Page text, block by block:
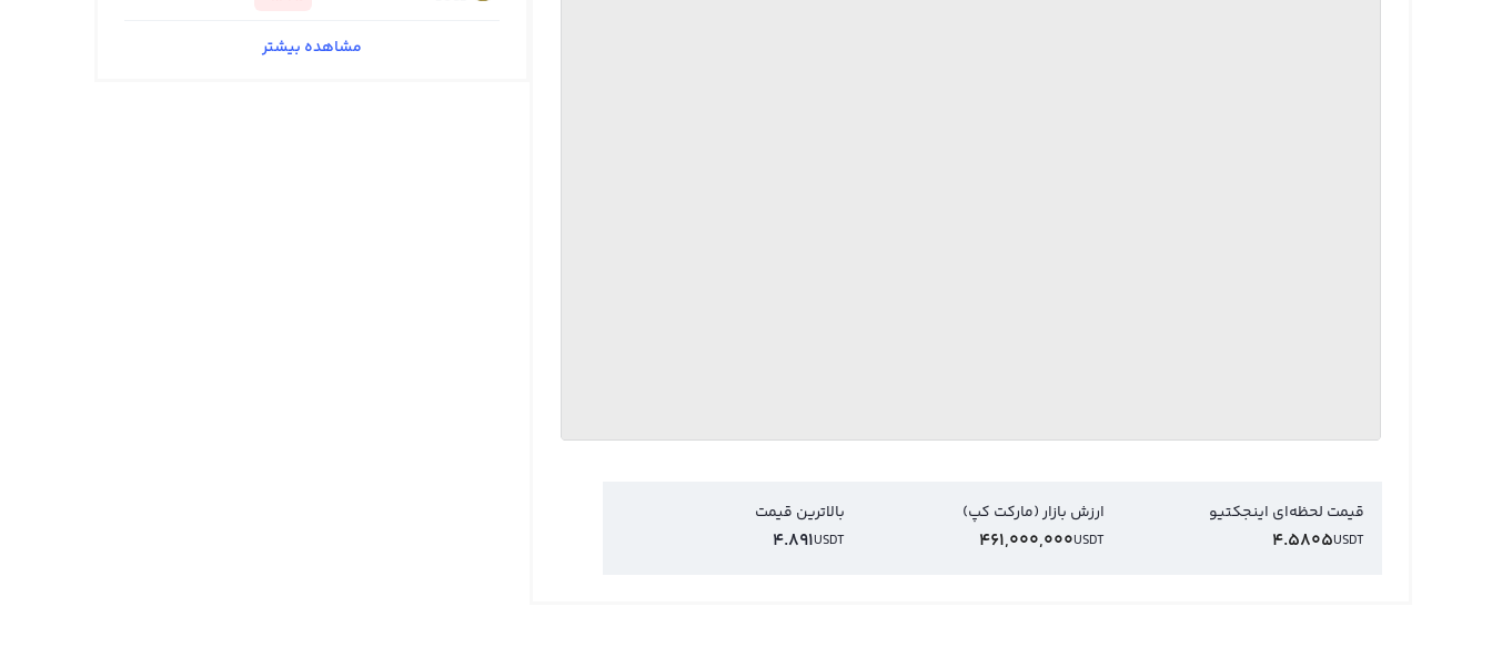
قیمت لحظه‌ای اینجکتیو
USDT
4.5805
ارزش بازار (مارکت کپ)
USDT
461,000,000
بالاترین قیمت
USDT
4.891
مشاهده بیشتر